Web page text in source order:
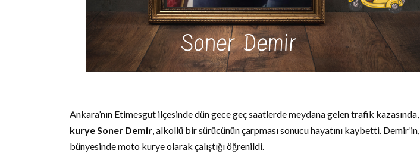
Ankara’nın Etimesgut ilçesinde dün gece geç saatlerde meydana gelen trafik kazasında,
kurye Soner Demir, alkollü bir sürücünün çarpması sonucu hayatını kaybetti. Demir’in,
bünyesinde moto kurye olarak çalıştığı öğrenildi.